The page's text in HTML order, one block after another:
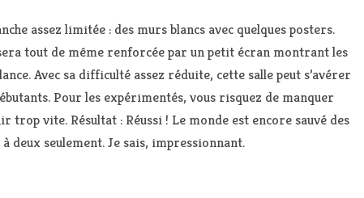
assez limitée : des murs blancs avec quelques posters.
tout de même renforcée par un petit écran montrant les
Avec sa difficulté assez réduite, cette salle peut s’avérer
Pour les expérimentés, vous risquez de manquer
trop vite. Résultat : Réussi ! Le monde est encore sauvé des
deux seulement. Je sais, impressionnant.